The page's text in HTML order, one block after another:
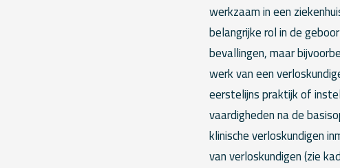
werkzaam in een
belangrijke rol in de
bevallingen, maar
werk van een
eerstelijns praktijk of
vaardigheden na de
klinische verloskundigen
van verloskundigen (zie